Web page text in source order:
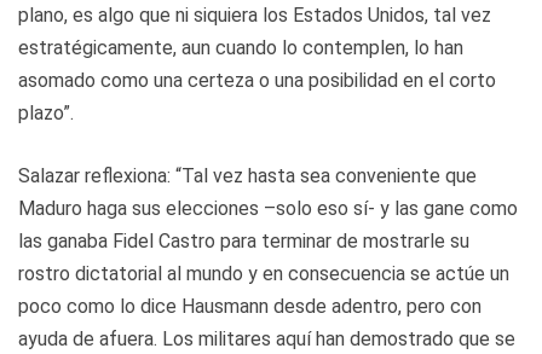
plano, es algo que ni siquiera los Estados Unidos, tal vez
estratégicamente, aun cuando lo contemplen, lo han
asomado como una certeza o una posibilidad en el corto
plazo”.
Salazar reflexiona: “Tal vez hasta sea conveniente que
Maduro haga sus elecciones –solo eso sí- y las gane como
las ganaba Fidel Castro para terminar de mostrarle su
rostro dictatorial al mundo y en consecuencia se actúe un
poco como lo dice Hausmann desde adentro, pero con
ayuda de afuera. Los militares aquí han demostrado que se